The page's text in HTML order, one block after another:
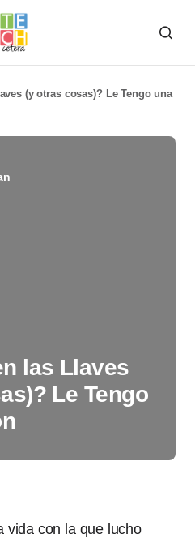
(y otras cosas)? Le Tengo una
las Llaves
Le Tengo
vida con la que lucho